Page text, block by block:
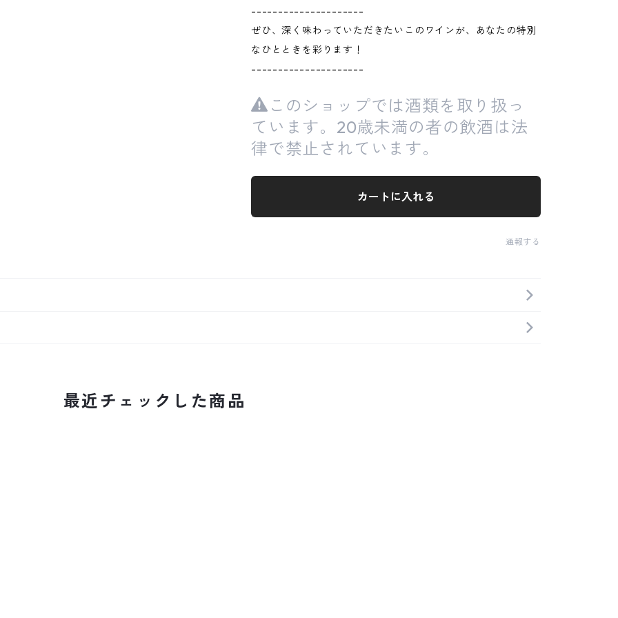
---------------------
ぜひ、深く味わっていただきたいこのワインが、あなたの特別
なひとときを彩ります！
---------------------
このショップでは酒類を取り扱っ
ています。20歳未満の者の飲酒は法
律で禁止されています。
カートに入れる
通報する
最近チェックした商品